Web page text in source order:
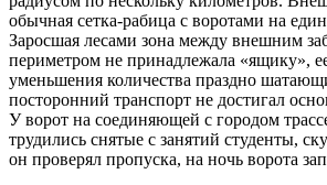
обычная сетка-рабица с воротами на
Заросшая лесами зона между внешним
периметром не принадлежала «ящику»,
уменьшения количества праздно
посторонний транспорт не достигал
У ворот на соединяющей с городом
трудились снятые с занятий студенты,
он проверял пропуска, на ночь ворота